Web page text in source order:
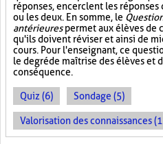
réponses, encerclent les
ou les deux. En somme, le
antérieurespermet aux élèves de
qu'ils doivent réviser et ainsi de
cours. Pour l'enseignant, ce
le degré de maîtrise des élèves et
conséquence.
Quiz (6) Sondage (5)
Valorisation des connaissances